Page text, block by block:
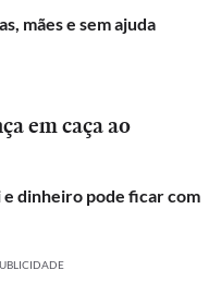
mães e sem ajuda
em caça ao
e dinheiro pode ficar com